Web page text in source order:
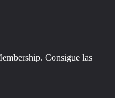
Consigue las